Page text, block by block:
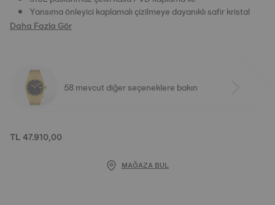
Yansıma önleyici kaplamalı çizilmeye dayanıklı safir kristal
Daha Fazla Gör
58 mevcut diğer seçeneklere bakın
TL 47.910,00
MAĞAZA BUL